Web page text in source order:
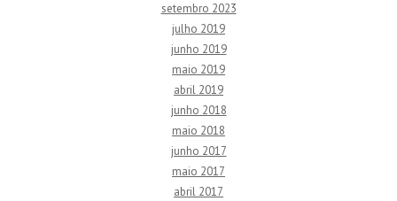
setembro 2023
julho 2019
junho 2019
maio 2019
abril 2019
junho 2018
maio 2018
junho 2017
maio 2017
abril 2017